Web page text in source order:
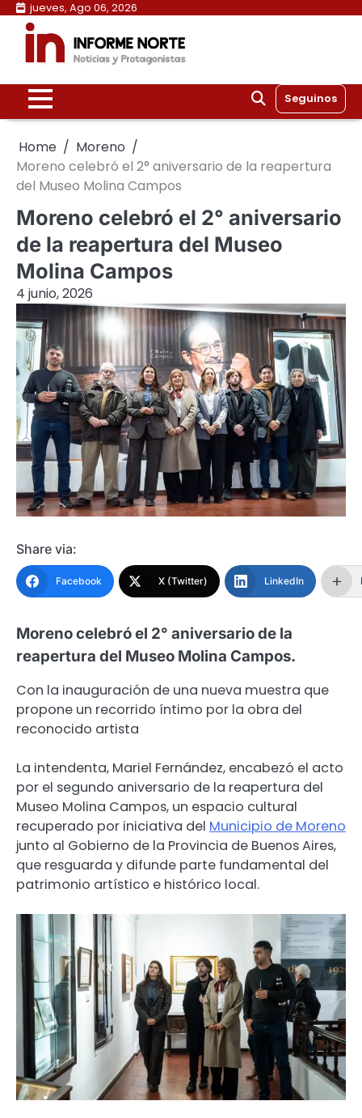
Skip
content
jueves, Ago 06, 2026
Seguinos
Home
Moreno
Moreno celebró el 2° aniversario de la reapertura
del Museo Molina Campos
Moreno celebró el 2° aniversario
de la reapertura del Museo
Molina Campos
4 junio, 2026
Share via:
Facebook X (Twitter) LinkedIn
Moreno celebró el 2° aniversario de la
reapertura del Museo Molina Campos.
Con la inauguración de una nueva muestra que
propone un recorrido íntimo por la obra del
reconocido artista
La intendenta, Mariel Fernández, encabezó el acto
por el segundo aniversario de la reapertura del
Museo Molina Campos, un espacio cultural
recuperado por iniciativa del Municipio de Moreno
junto al Gobierno de la Provincia de Buenos Aires,
que resguarda y difunde parte fundamental del
patrimonio artístico e histórico local.